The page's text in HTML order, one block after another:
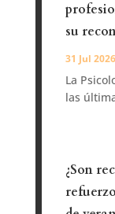
su
31 Jul 2026
La
las
¿Son